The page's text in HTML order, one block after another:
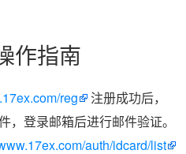
作指南
reg
注册成功后，
，登录邮箱后进行邮件验证。
auth/idcard/list